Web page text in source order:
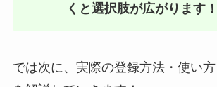
くと選択肢が広がります！
では次に、実際の登録方法・使い方